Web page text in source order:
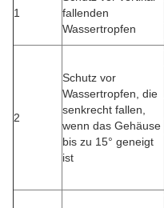
1
fallenden
Wassertropfen
2
Schutz vor
Wassertropfen, die
senkrecht fallen,
wenn das Gehäuse
bis zu 15° geneigt
ist